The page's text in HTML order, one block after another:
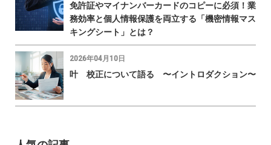
免許証やマイナンバーカードのコピーに必須！業
務効率と個人情報保護を両立する「機密情報マス
キングシート」とは？
2026年04月10日
叶 校正について語る 〜イントロダクション〜